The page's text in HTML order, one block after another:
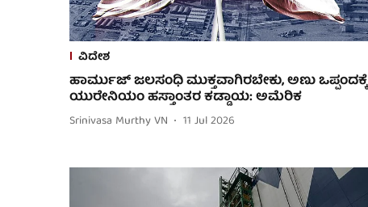
ವಿದೇಶ
ಹಾರ್ಮುಜ್ ಜಲಸಂಧಿ ಮುಕ್ತವಾಗಿರಬೇಕು, ಅಣು ಒಪ್ಪಂದಕ್ಕೆ
ಯುರೇನಿಯಂ ಹಸ್ತಾಂತರ ಕಡ್ಡಾಯ: ಅಮೆರಿಕ
Srinivasa Murthy VN 11 Jul 2026